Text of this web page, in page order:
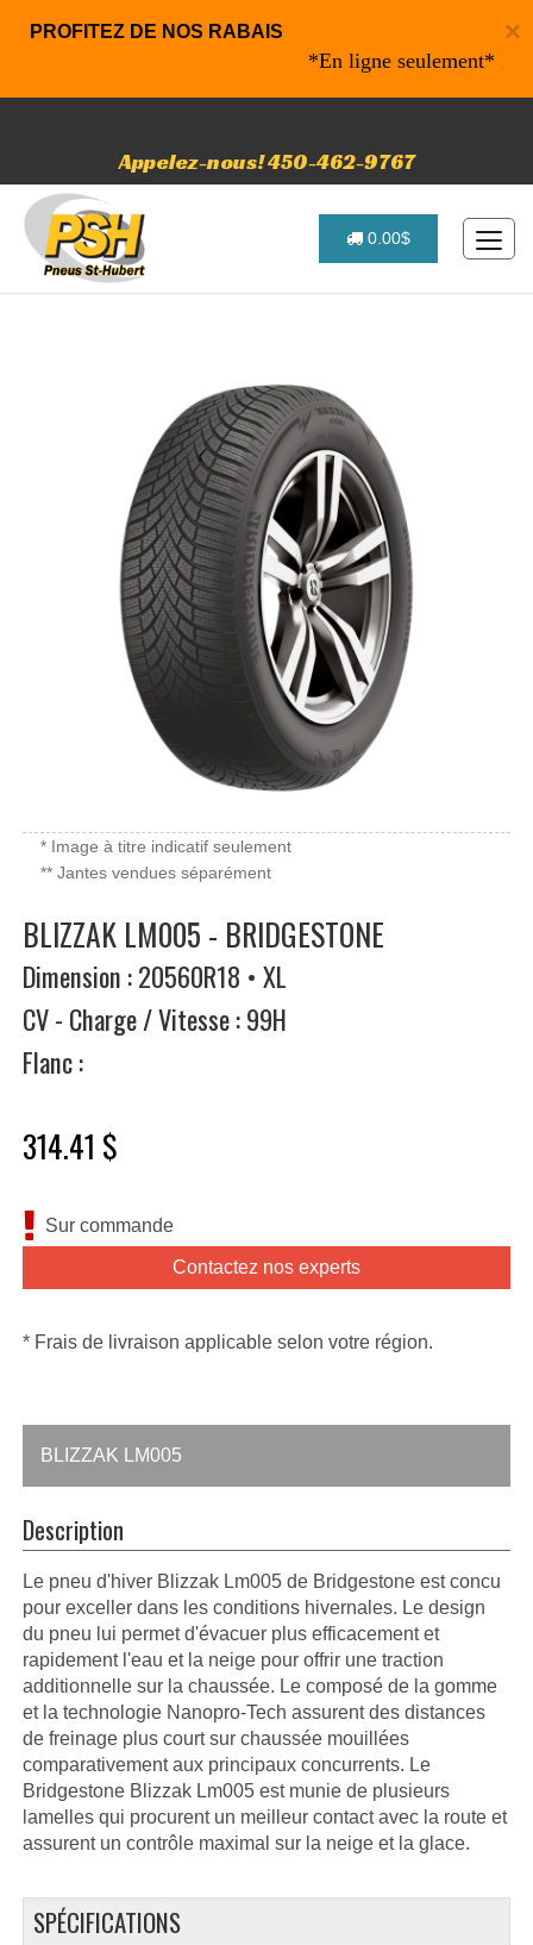
×
PROFITEZ DE NOS RABAIS
*En ligne seulement* 10%
Appelez-nous! 450-462-9767
0.00$
* Image à titre indicatif seulement
** Jantes vendues séparément
BLIZZAK LM005 - BRIDGESTONE
Dimension : 20560R18 • XL
CV - Charge / Vitesse : 99H
Flanc :
314.41 $
Sur commande
Contactez nos experts
* Frais de livraison applicable selon votre région.
BLIZZAK LM005
Description
Le pneu d'hiver Blizzak Lm005 de Bridgestone est concu
pour exceller dans les conditions hivernales. Le design
du pneu lui permet d'évacuer plus efficacement et
rapidement l'eau et la neige pour offrir une traction
additionnelle sur la chaussée. Le composé de la gomme
et la technologie Nanopro-Tech assurent des distances
de freinage plus court sur chaussée mouillées
comparativement aux principaux concurrents. Le
Bridgestone Blizzak Lm005 est munie de plusieurs
lamelles qui procurent un meilleur contact avec la route et
assurent un contrôle maximal sur la neige et la glace.
SPÉCIFICATIONS